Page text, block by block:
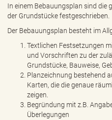
In einem Bebauungsplan sind die
der Grundstücke festgeschrieben.
Der Bebauungsplan besteht im
Textlichen Festsetzungen
und Vorschriften zu der
Grundstücke, Bauweise,
Planzeichnung bestehend
Karten, die die genaue
zeigen.
Begründung mit z.B.
Überlegungen